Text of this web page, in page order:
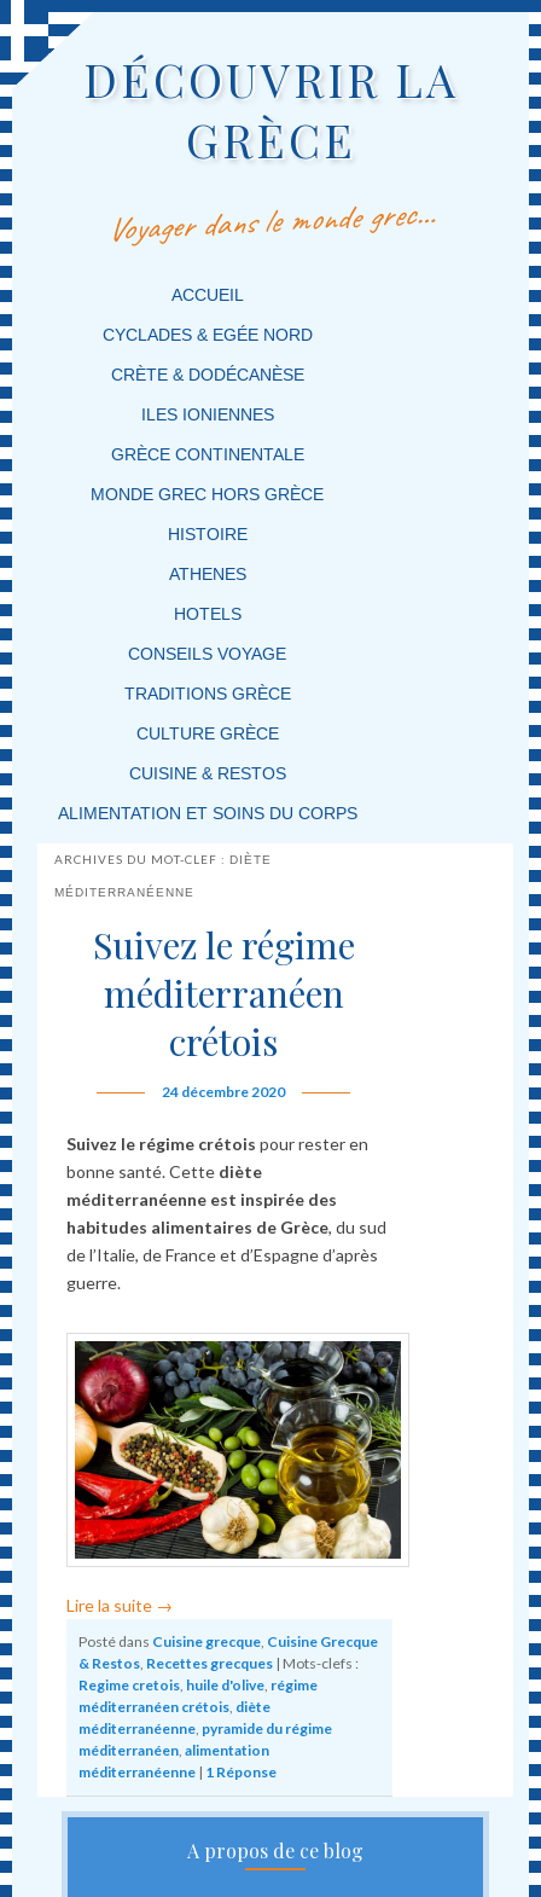
DÉCOUVRIR LA
GRÈCE
Voyager dans le monde grec…
MENU PRINCIPAL
MASQUER LA NAVIGATION PRINCIPALE
MASQUER LA NAVIGATION SECONDAIRE
ACCUEIL
CYCLADES & EGÉE NORD
CRÈTE & DODÉCANÈSE
ILES IONIENNES
GRÈCE CONTINENTALE
MONDE GREC HORS GRÈCE
HISTOIRE
ATHENES
HOTELS
CONSEILS VOYAGE
TRADITIONS GRÈCE
CULTURE GRÈCE
CUISINE & RESTOS
ALIMENTATION ET SOINS DU CORPS
ARCHIVES DU MOT-CLEF :DIÈTE
MÉDITERRANÉENNE
Suivez le régime
méditerranéen
crétois
24 décembre 2020
Suivez le régime crétois pour rester en
bonne santé. Cette diète
méditerranéenne est inspirée des
habitudes alimentaires de Grèce, du sud
de l’Italie, de France et d’Espagne d’après
guerre.
Lire la suite →
Posté dans Cuisine grecque, Cuisine Grecque
& Restos, Recettes grecques | Mots-clefs :
Regime cretois, huile d'olive, régime
méditerranéen crétois, diète
méditerranéenne, pyramide du régime
méditerranéen,alimentation
méditerranéenne | 1 Réponse
A propos de ce blog